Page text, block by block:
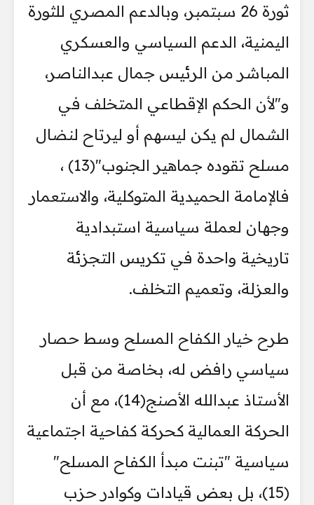
ثورة 26 سبتمبر، وبالدعم المصري للثورة
اليمنية، الدعم السياسي والعسكري
المباشر من الرئيس جمال عبدالناصر،
و"لأن الحكم الإقطاعي المتخلف في
الشمال لم يكن ليسهم أو ليرتاح لنضال
مسلح تقوده جماهير الجنوب"(13) ،
فالإمامة الحميدية المتوكلية، والاستعمار
وجهان لعملة سياسية استبدادية
تاريخية واحدة في تكريس التجزئة
والعزلة، وتعميم التخلف.
طرح خيار الكفاح المسلح وسط حصار
سياسي رافض له، بخاصة من قبل
الأستاذ عبدالله الأصنج(14)، مع أن
الحركة العمالية كحركة كفاحية اجتماعية
سياسية "تبنت مبدأ الكفاح المسلح"
(15)، بل بعض قيادات وكوادر حزب